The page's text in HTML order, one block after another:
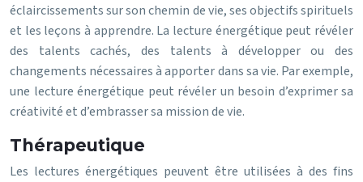
éclaircissements sur son chemin de vie, ses objectifs spirituels
et les leçons à apprendre. La lecture énergétique peut révéler
des talents cachés, des talents à développer ou des
changements nécessaires à apporter dans sa vie. Par exemple,
une lecture énergétique peut révéler un besoin d’exprimer sa
créativité et d’embrasser sa mission de vie.
Thérapeutique
Les lectures énergétiques peuvent être utilisées à des fins